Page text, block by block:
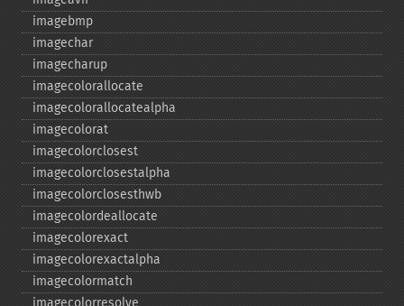
imagebmp
imagechar
imagecharup
imagecolorallocate
imagecolorallocatealpha
imagecolorat
imagecolorclosest
imagecolorclosestalpha
imagecolorclosesthwb
imagecolordeallocate
imagecolorexact
imagecolorexactalpha
imagecolormatch
imagecolorresolve